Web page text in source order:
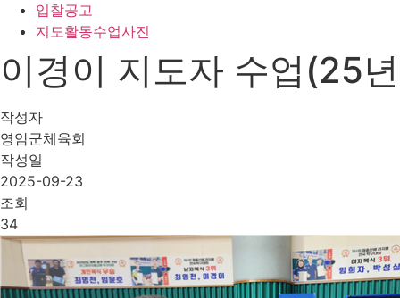
입찰공고
지도활동수업사진
이경이 지도자 수업(25
작성자
영암군체육회
작성일
2025-09-23
조회
34